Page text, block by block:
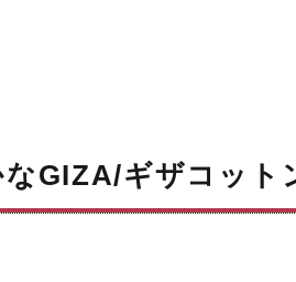
GIZA/ギザコット